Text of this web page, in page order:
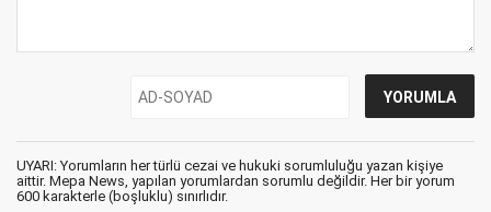
UYARI: Yorumların her türlü cezai ve hukuki sorumluluğu yazan kişiye
aittir. Mepa News, yapılan yorumlardan sorumlu değildir. Her bir yorum
600 karakterle (boşluklu) sınırlıdır.